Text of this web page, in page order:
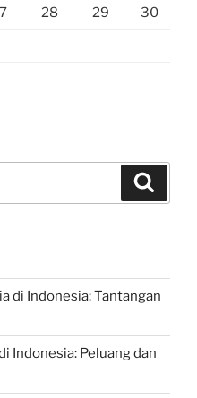
28 29 30
di Indonesia: Tantangan
Indonesia: Peluang dan